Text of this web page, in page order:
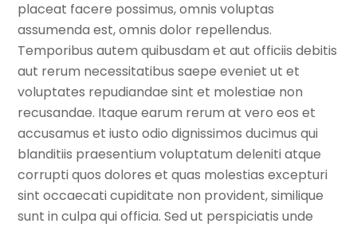
placeat facere possimus, omnis voluptas
assumenda est, omnis dolor repellendus.
Temporibus autem quibusdam et aut officiis debitis
aut rerum necessitatibus saepe eveniet ut et
voluptates repudiandae sint et molestiae non
recusandae. Itaque earum rerum at vero eos et
accusamus et iusto odio dignissimos ducimus qui
blanditiis praesentium voluptatum deleniti atque
corrupti quos dolores et quas molestias excepturi
sint occaecati cupiditate non provident, similique
sunt in culpa qui officia. Sed ut perspiciatis unde